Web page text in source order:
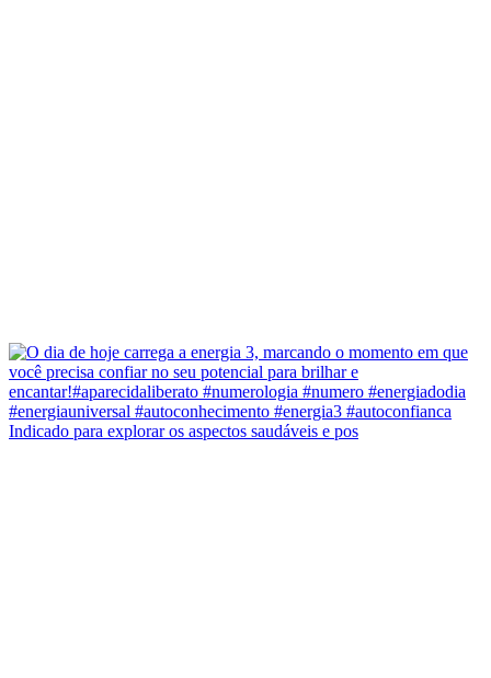
Indicado para explorar os aspectos saudáveis e pos